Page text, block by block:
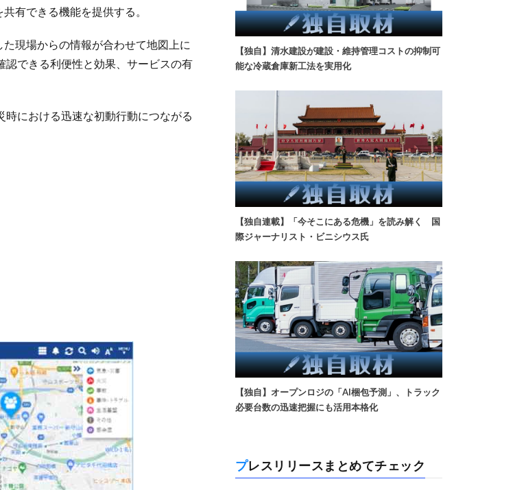
有できる機能を提供する。
現場からの情報が合わせて地図上に
できる利便性と効果、サービスの有
における迅速な初動行動につながる
【独自】清水建設が建設・維持管理コストの抑制可
能な冷蔵倉庫新工法を実用化
【独自連載】「今そこにある危機」を読み解く 国
際ジャーナリスト・ビニシウス氏
【独自】オープンロジの「AI梱包予測」、トラック
必要台数の迅速把握にも活用本格化
プレスリリースまとめてチェック